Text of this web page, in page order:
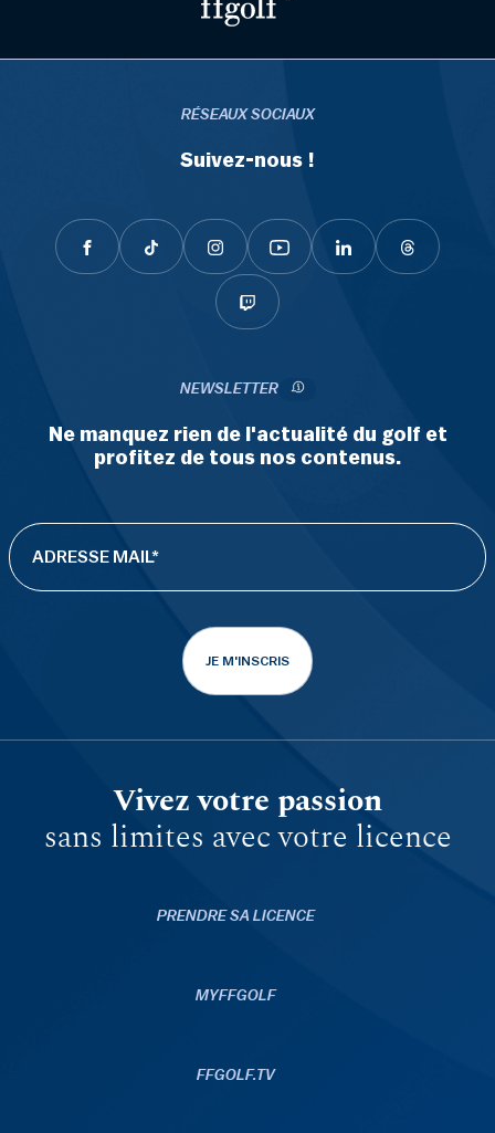
RÉSEAUX SOCIAUX
Suivez-nous !
NEWSLETTER
Ne manquez rien de l'actualité du golf et
profitez de tous nos contenus.
JE M'INSCRIS
Vivez votre passion
sans limites avec votre licence
PRENDRE SA LICENCE
MYFFGOLF
FFGOLF.TV